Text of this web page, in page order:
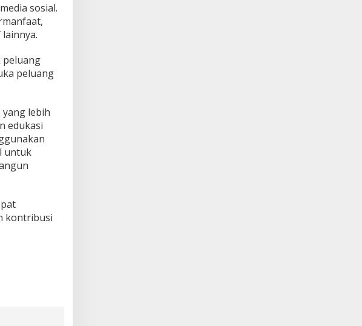
sosial.
peluang
peluang
lebih
edukasi
untuk
kontribusi